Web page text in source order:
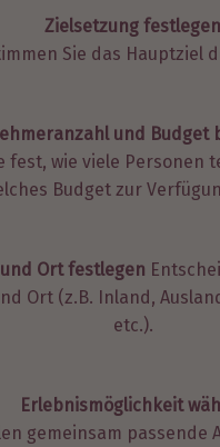
Zielsetzung festlegen
Sie das Hauptziel
und Budget
fest, wie viele Personen
Budget zur
Ort festlegen
Ort (z.B. Inland,
etc.).
Erlebnismöglichkeit
gemeinsam passende